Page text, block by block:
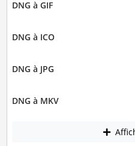
DNG à GIF
DNG à ICO
DNG à JPG
DNG à MKV